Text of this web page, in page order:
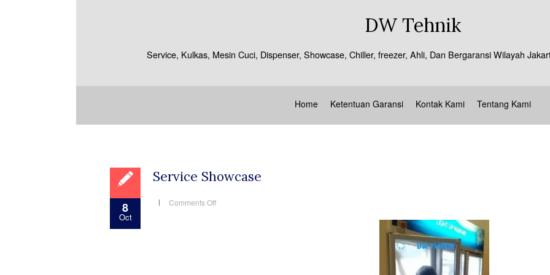
DW Tehnik
Service, Kulkas, Mesin Cuci, Dispenser, Showcase, Chiller, freezer, Ahli, Dan Bergaransi Wilayah
Home Ketentuan Garansi Kontak Kami Tentang Kami
8
Oct
Service Showcase
Comments Offon